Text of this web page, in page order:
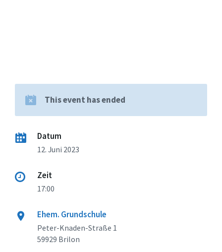
This event has ended
Datum
12. Juni 2023
Zeit
17:00
Ehem. Grundschule
Peter-Knaden-Straße 1
59929 Brilon